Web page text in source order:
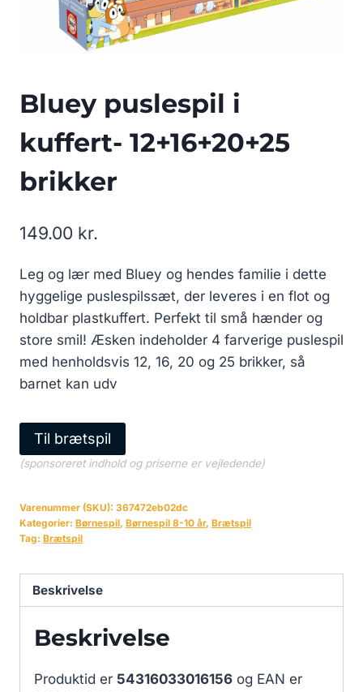
Bluey puslespil i
kuffert- 12+16+20+25
brikker
149.00 kr.
Leg og lær med Bluey og hendes familie i dette
hyggelige puslespilssæt, der leveres i en flot og
holdbar plastkuffert. Perfekt til små hænder og
store smil! Æsken indeholder 4 farverige puslespil
med henholdsvis 12, 16, 20 og 25 brikker, så
barnet kan udv
Til brætspil
(sponsoreret indhold og priserne er vejledende)
Varenummer (SKU): 367472eb02dc
Kategorier: Børnespil, Børnespil 8-10 år, Brætspil
Tag: Brætspil
Beskrivelse
Beskrivelse
Produktid er 54316033016156 og EAN er